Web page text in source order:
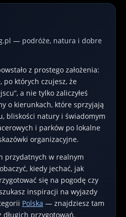
— podróże, natura i dobre
z prostego założenia:
po których czujesz, że
a nie tylko zaliczyłeś
o kierunkach, które sprzyjają
bliskości natury i świadomym
i parków po lokalne
organizacyjne.
przydatnych w realnym
kiedy jechać, jak
się na pogodę czy
inspiracji na wyjazdy
Polska — znajdziesz tam
długich przygotowań.